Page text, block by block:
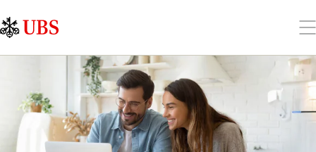
Links
Area
il